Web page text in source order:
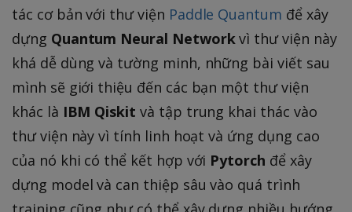
tác cơ bản với thư viện Paddle Quantum để xây
dựng Quantum Neural Networkvì thư viện này
khá dễ dùng và tường minh, những bài viết sau
mình sẽ giới thiệu đến các bạn một thư viện
khác là IBM Qiskit và tập trung khai thác vào
thư viện này vì tính linh hoạt và ứng dụng cao
của nó khi có thể kết hợp với Pytorch để xây
dựng model và can thiệp sâu vào quá trình